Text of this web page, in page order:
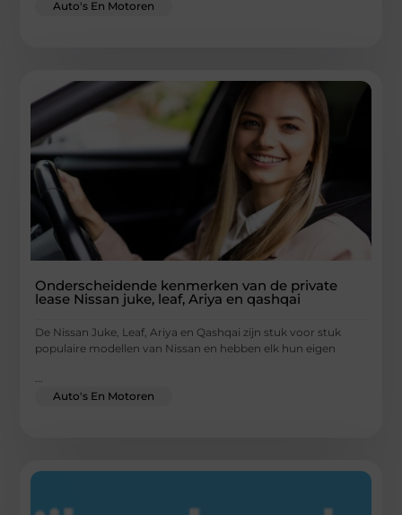
Auto's En Motoren
Onderscheidende kenmerken van de private
lease Nissan juke, leaf, Ariya en qashqai
De Nissan Juke, Leaf, Ariya en Qashqai zijn stuk voor stuk
populaire modellen van Nissan en hebben elk hun eigen
Auto's En Motoren